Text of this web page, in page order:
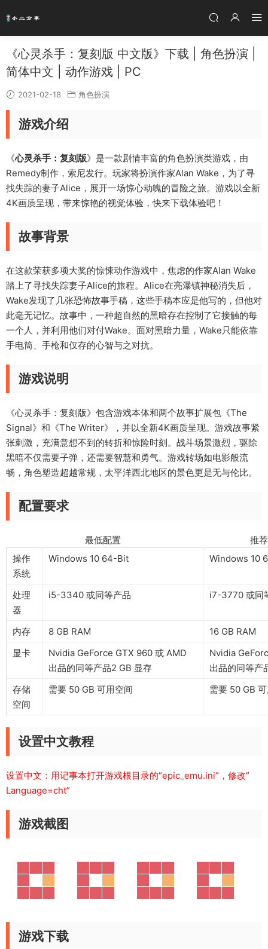
《心灵杀手：复刻版 中文版》下载 | 角色扮演 |
简体中文 | 动作游戏 | PC
2021-02-18 角色扮演
游戏介绍
《心灵杀手：复刻版》是一款剧情丰富的角色扮演类游戏，由
Remedy制作，索尼发行。玩家将扮演作家Alan Wake，为了寻
找失踪的妻子Alice，展开一场惊心动魄的冒险之旅。游戏以全新
4K画质呈现，带来惊艳的视觉体验，快来下载体验吧！
故事背景
在这款荣获多项大奖的惊悚动作游戏中，焦虑的作家Alan Wake
踏上了寻找失踪妻子Alice的旅程。Alice在亮瀑镇神秘消失后，
Wake发现了几张恐怖故事手稿，这些手稿本应是他写的，但他对
此毫无记忆。故事中，一种超自然的黑暗存在控制了它接触的每
一个人，并利用他们对付Wake。面对黑暗力量，Wake只能依靠
手电筒、手枪和仅存的心智与之对抗。
游戏说明
《心灵杀手：复刻版》包含游戏本体和两个故事扩展包《The
Signal》和《The Writer》，并以全新4K画质呈现。游戏故事紧
张刺激，充满意想不到的转折和惊险时刻。战斗场景激烈，驱除
黑暗不仅需要子弹，还需要智慧和勇气。游戏转场如电影般流
畅，角色塑造超越常规，太平洋西北地区的景色更是无与伦比。
配置要求
最低配置 推荐配
操作
系统
Windows 10 64-Bit Windows 10
处理
器
i5-3340 或同等产品 i7-3770 或同
内存 8 GB RAM
16 GB RAM
显卡
Nvidia GeForce GTX 960 或 AMD
出品的同等产品2 GB 显存
Nvidia
出品的同等产
存储
空间
需要 50 GB 可用空间 需要 50 GB
设置中文教程
设置中文：用记事本打开游戏根目录的“epic_emu.ini”，修改”
Language=cht”
游戏截图
游戏下载